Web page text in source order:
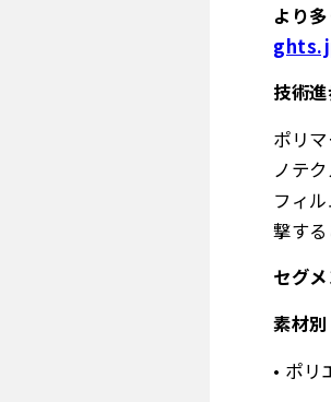
より
技術
ポリ
ノテ
フィ
撃す
セグ
素材別
• ポリ